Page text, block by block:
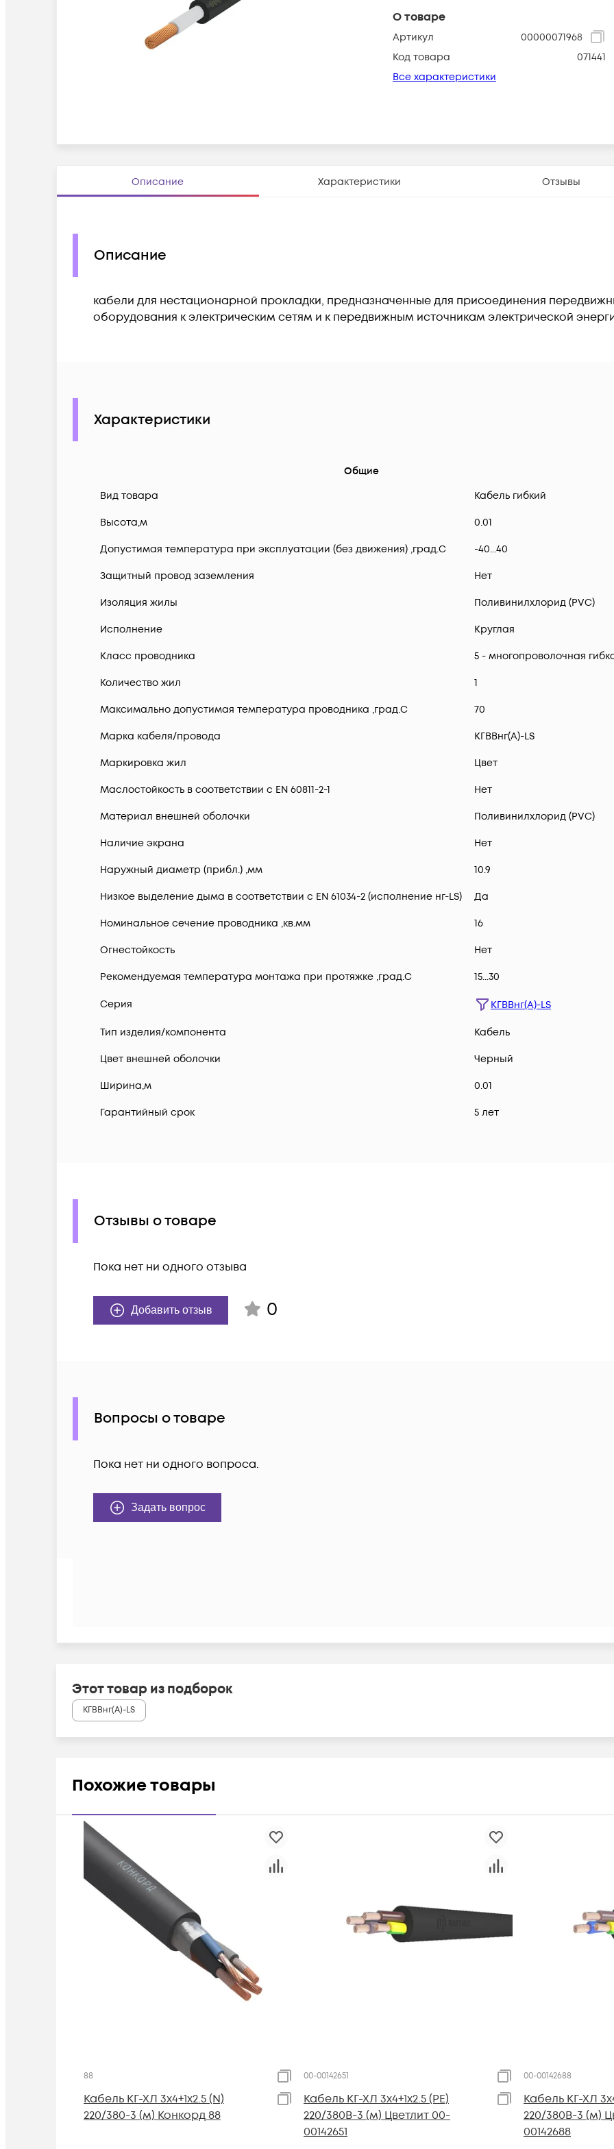
О товаре
Артикул
00000071968
Код товара
071441
Все характеристики
Описание Характеристики Отзывы
Описание
кабели для нестационарной прокладки, предназначенные для присоединения
оборудования к электрическим сетям и к передвижным источникам электрической
Характеристики
Общие
Вид товара
Кабель гибкий
Высота,м 0.01
Допустимая температура при эксплуатации (без движения) ,град.C -40...40
Защитный провод заземления Нет
Изоляция жилы Поливинилхлорид (PVC)
Исполнение Круглая
Класс проводника 5 - многопроволочная
Количество жил 1
Максимально допустимая температура проводника ,град.C 70
Марка кабеля/провода КГВВнг(А)-LS
Маркировка жил Цвет
Маслостойкость в соответствии с EN 60811-2-1 Нет
Материал внешней оболочки Поливинилхлорид (PVC)
Наличие экрана Нет
Наружный диаметр (прибл.) ,мм 10.9
Низкое выделение дыма в соответствии с EN 61034-2 (исполнение нг-LS) Да
Номинальное сечение проводника ,кв.мм 16
Огнестойкость Нет
Рекомендуемая температура монтажа при протяжке ,град.C 15...30
Серия КГВВнг(А)-LS
Тип изделия/компонента Кабель
Цвет внешней оболочки Черный
Ширина,м 0.01
Гарантийный срок 5 лет
Отзывы о товаре
Пока нет ни одного отзыва
Добавить отзыв 0
Вопросы о товаре
Пока нет ни одного вопроса.
Задать вопрос
Этот товар из подборок
КГВВнг(А)-LS
Похожие товары
88
Кабель КГ-ХЛ 3х4+1х2.5 (N)
220/380-3 (м) Конкорд 88
00-00142651
Кабель КГ-ХЛ 3х4+1х2.5 (PE)
220/380В-3 (м) Цветлит 00-
00142651
00-00142688
Кабель КГ-ХЛ
220/380В-3 (м)
00142688